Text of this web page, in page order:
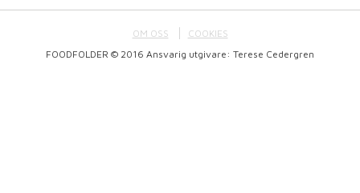
OM OSS
COOKIES
FOODFOLDER © 2016 Ansvarig utgivare: Terese Cedergren